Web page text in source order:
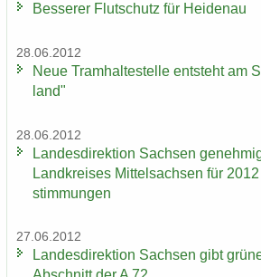
Bes­se­rer Flut­schutz für Hei­den­au
28.06.2012
Neue Tram­hal­te­stel­le ent­steht am
land"
28.06.2012
Lan­des­di­rek­ti­on Sach­sen
Land­krei­ses Mit­tel­sach­sen für
stim­mun­gen
27.06.2012
Lan­des­di­rek­ti­on Sach­sen gibt